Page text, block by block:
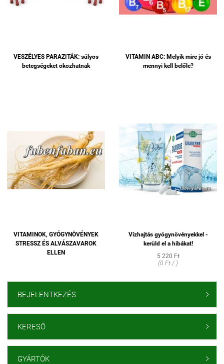
VESZÉLYES PARAZITÁK: súlyos
betegségeket okozhatnak
VITAMIN ABC: Melyik mire jó és
mennyi kell belőle?
VITAMINOK, GYÓGYNÖVÉNYEK
STRESSZ ÉS ALVÁSZAVAROK
ELLEN
Vízhajtás gyógynövényekkel -
kerüld el a hibákat!
5 220 Ft
(0 Ft / )
BEJELENTKEZÉS 
KERESŐ 
GYÁRTÓK 